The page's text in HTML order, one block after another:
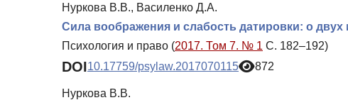
Нуркова В.В., Василенко Д.А.
Сила воображения и слабость датировки: о
Психология и право (2017. Том 7. № 1 С. 182–192)
DOI10.17759/psylaw.2017070115 872
Нуркова В.В.